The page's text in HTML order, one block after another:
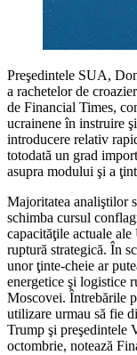
Preşedintele SUA,
a rachetelor de
de Financial Times,
ucrainene în instruire
introducere relativ
totodată un grad
asupra modului şi a
Majoritatea analiştilor
schimba cursul
capacităţile actuale
ruptură strategică. În
unor ţinte-cheie ar
energetice şi logistice
Moscovei. Întrebările
utilizare urmau să fie
Trump şi preşedintele
octombrie, notează